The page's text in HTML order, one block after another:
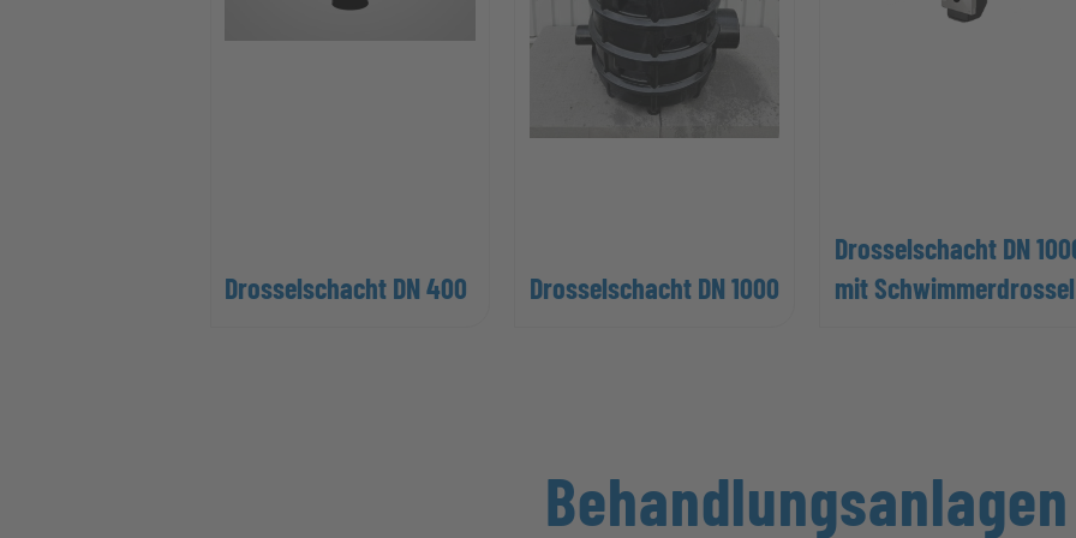
Drosselschacht DN 400 Drosselschacht DN 1000
Drosselschacht DN
mit Schwimmerdrossel
Behandlungsanlagen